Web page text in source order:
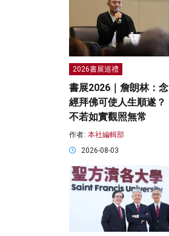
2026書展巡禮
書展2026｜詹朗林：念
經拜佛可使人生順遂？
不若如實觀照無常
作者: 本社編輯部
2026-08-03